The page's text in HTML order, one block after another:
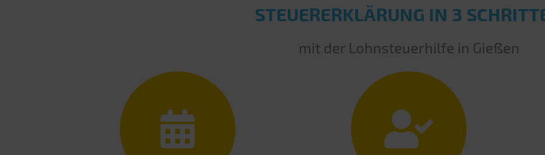
STEUERERKLÄRUNG IN 3
mit der Lohnsteuerhilfe in Gießen